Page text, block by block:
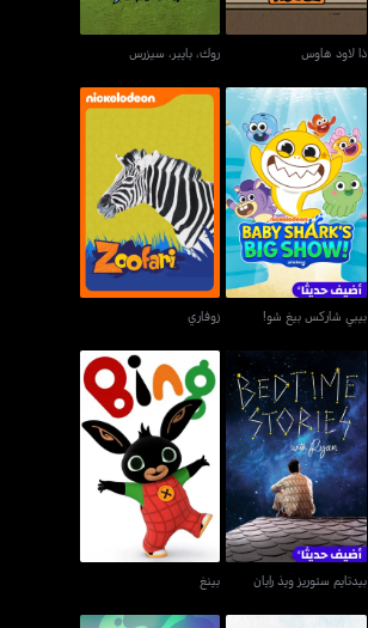
ذا لاود هاوس روك، بايبر، سيزرس
بيبي شاركس بيغ شو!
بيبي شاركس بيغ شو!
زوفاري
زوفاري
بيدتايم ستوريز ويذ رايان
بيدتايم ستوريز ويذ رايان
بينغ
بينغ